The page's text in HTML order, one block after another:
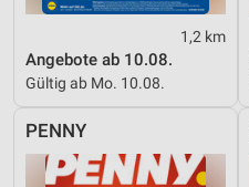
1,2 km
Angebote ab 10.08.
Gültig ab Mo. 10.08.
PENNY